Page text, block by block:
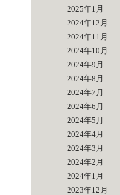
2025年1月
2024年12月
2024年11月
2024年10月
2024年9月
2024年8月
2024年7月
2024年6月
2024年5月
2024年4月
2024年3月
2024年2月
2024年1月
2023年12月